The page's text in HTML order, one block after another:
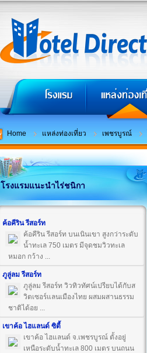
Home แหล่งท่องเที่ยว เพชรบูรณ์
โรงแรมแนะนำไร่ชนิกา
ค้อคีริน รีสอร์ท
ค้อคีริน รีสอร์ท บนเนินเขา สูงกว่าระดับ
น้ำทะเล 750 เมตร มีจุดชมวิวทะเล
หมอก กว้าง ...
ภูลู่ลม รีสอร์ท
ภูลู่ลม รีสอร์ท วิวทิวทัศน์เปรียบได้กับส
วิตเซอร์แลนเมืองไทย ผสมผสานธรรม
ชาติได้อย ...
เขาค้อ ไฮแลนด์ ซิตี้
เขาค้อ ไฮแลนด์ จ.เพชรบูรณ์ ตั้งอยู่
เหนือระดับน้ำทะเล 800 เมตร บนถนน